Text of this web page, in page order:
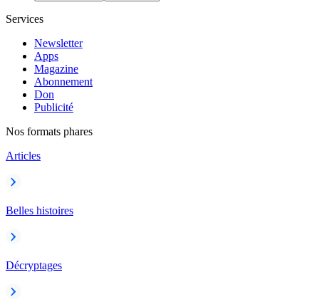
Services
Newsletter
Apps
Magazine
Abonnement
Don
Publicité
Nos formats phares
Articles
Belles histoires
Décryptages